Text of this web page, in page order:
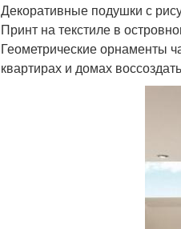
Декоративные подушки с
Принт на текстиле в
Геометрические орнаменты
квартирах и домах